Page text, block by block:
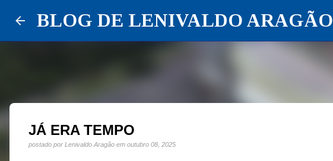
BLOG DE LENIVALDO ARAGÃO
JÁ ERA TEMPO
postado por Lenivaldo Aragão em outubro 08, 2025